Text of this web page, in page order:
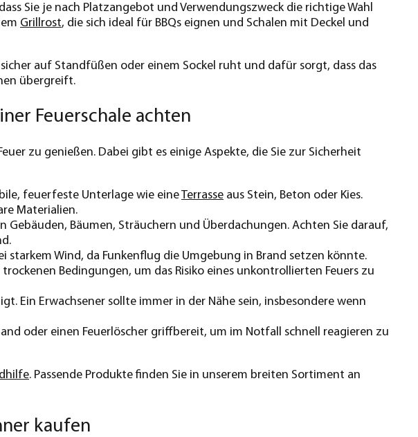
Sie je nach Platzangebot und Verwendungszweck die richtige Wahl
Grillrost, die sich ideal für BBQs eignen und Schalen mit Deckel und
auf Standfüßen oder einem Sockel ruht und dafür sorgt, dass das
übergreift.
Feuerschale achten
zu genießen. Dabei gibt es einige Aspekte, die Sie zur Sicherheit
feuerfeste Unterlage wie eineTerrasse aus Stein, Beton oder Kies.
Materialien.
Gebäuden, Bäumen, Sträuchern und Überdachungen. Achten Sie darauf,
starkem Wind, da Funkenflug die Umgebung in Brand setzen könnte.
Bedingungen, um das Risiko eines unkontrollierten Feuers zu
Ein Erwachsener sollte immer in der Nähe sein, insbesondere wenn
oder einen Feuerlöscher griffbereit, um im Notfall schnell reagieren zu
. Passende Produkte finden Sie in unserem breiten Sortiment an
kaufen